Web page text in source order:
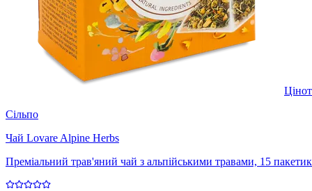
Сільпо
Чай Lovare Alpine Herbs
Преміальний трав'яний чай з альпійськими травами, 15